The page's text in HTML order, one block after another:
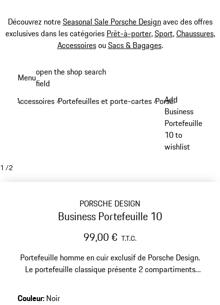
Découvrez notreSeasonal Sale Porsche Designavec des offres
exclusives dans les catégories Prêt-à-porter,Sport,Chaussures,
AccessoiresouSacs & Bagages.
principal
Menuopen the shop search
field
Accessoires /Portefeuilles et porte-cartes /Porsche Design
Add
Business
Portefeuille
10 to
wishlist
1 /2
PORSCHE DESIGN
Business Portefeuille 10
99,00 € T.T.C.
Portefeuille homme en cuir exclusif de Porsche Design.
Le portefeuille classique présente 2 compartiments
cartes de crédit et 2 compartiments de rangement.
Couleur: Noir